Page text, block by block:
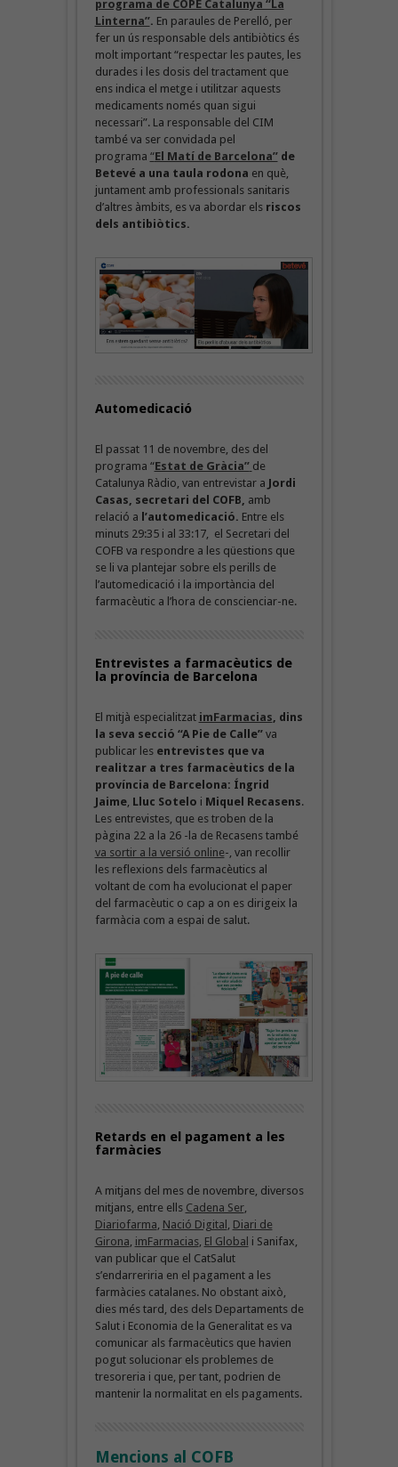
programa de COPE Catalunya “La
Linterna”. En paraules de Perelló, per
fer un ús responsable dels antibiòtics és
molt important “respectar les pautes, les
durades i les dosis del tractament que
ens indica el metge i utilitzar aquests
medicaments només quan sigui
necessari”. La responsable del CIM
també va ser convidada pel
programa “El Matí de Barcelona”de
Betevé a una taula rodona en què,
juntament amb professionals sanitaris
d’altres àmbits, es va abordar els riscos
dels antibiòtics.
Automedicació
El passat 11 de novembre, des del
programa “Estat de Gràcia” de
Catalunya Ràdio, van entrevistar a Jordi
Casas, secretari del COFB, amb
relació a l’automedicació. Entre els
minuts 29:35 i al 33:17, el Secretari del
COFB va respondre a les qüestions que
se li va plantejar sobre els perills de
l’automedicació i la importància del
farmacèutic a l’hora de conscienciar-ne.
Entrevistes a farmacèutics de
la província de Barcelona
El mitjà especialitzat imFarmacias , dins
la seva secció “A Pie de Calle” va
publicar les entrevistes que va
realitzar a tres farmacèutics de la
província de Barcelona: Íngrid
Jaime, Lluc Sotelo i Miquel Recasens.
Les entrevistes, que es troben de la
pàgina 22 a la 26 -la de Recasens també
va sortir a la versió online-, van recollir
les reflexions dels farmacèutics al
voltant de com ha evolucionat el paper
del farmacèutic o cap a on es dirigeix la
farmàcia com a espai de salut.
Retards en el pagament a les
farmàcies
A mitjans del mes de novembre, diversos
mitjans, entre ells Cadena Ser,
Diariofarma Nació Digital Diari de
Girona imFarmacias, El Global i Sanifax,
van publicar que el CatSalut
s’endarreriria en el pagament a les
farmàcies catalanes. No obstant això,
dies més tard, des dels Departaments de
Salut i Economia de la Generalitat es va
comunicar als farmacèutics que havien
pogut solucionar els problemes de
tresoreria i que, per tant, podrien de
mantenir la normalitat en els pagaments.
Mencions al COFB